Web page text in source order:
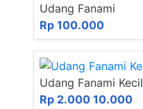
Udang Fanami
Rp 100.000
Udang Fanami Kecil
Rp 2.000 10.000